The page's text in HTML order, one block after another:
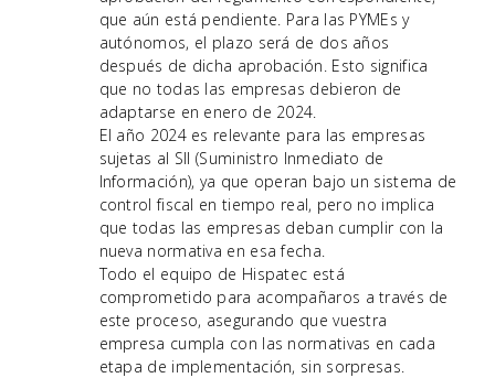
que aún está pendiente. Para las PYMEs y
autónomos, el plazo será de dos años
después de dicha aprobación. Esto significa
que no todas las empresas debieron de
adaptarse en enero de 2024.
El año 2024 es relevante para las empresas
sujetas al SII (Suministro Inmediato de
Información), ya que operan bajo un sistema de
control fiscal en tiempo real, pero no implica
que todas las empresas deban cumplir con la
nueva normativa en esa fecha.
Todo el equipo de Hispatec está
comprometido para acompañaros a través de
este proceso, asegurando que vuestra
empresa cumpla con las normativas en cada
etapa de implementación, sin sorpresas.